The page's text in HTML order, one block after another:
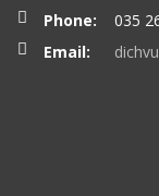
Phone:
035
Email: